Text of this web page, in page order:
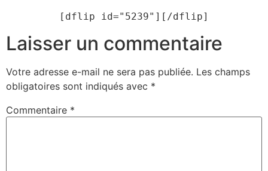
[dflip id="5239"][/dflip]
Laisser un commentaire
Votre adresse e-mail ne sera pas publiée. Les champs
obligatoires sont indiqués avec *
Commentaire *